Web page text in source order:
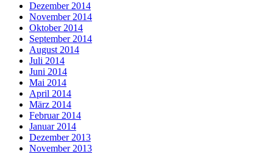
Dezember 2014
November 2014
Oktober 2014
September 2014
August 2014
Juli 2014
Juni 2014
Mai 2014
April 2014
März 2014
Februar 2014
Januar 2014
Dezember 2013
November 2013